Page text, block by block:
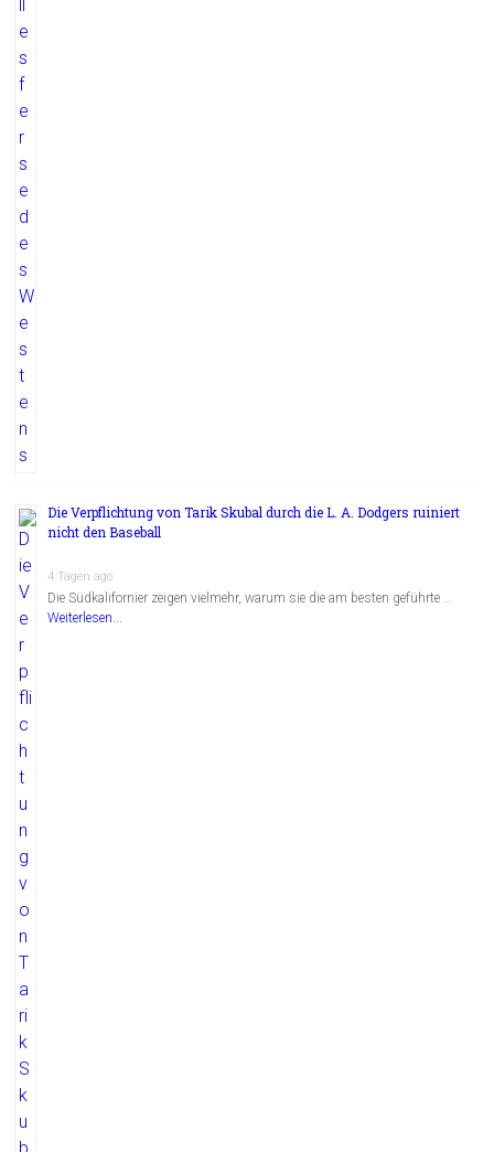
Die Verpflichtung von Tarik Skubal durch die L. A. Dodgers ruiniert
nicht den Baseball
4 Tagen ago
Die Südkalifornier zeigen vielmehr, warum sie die am besten geführte …
Weiterlesen...